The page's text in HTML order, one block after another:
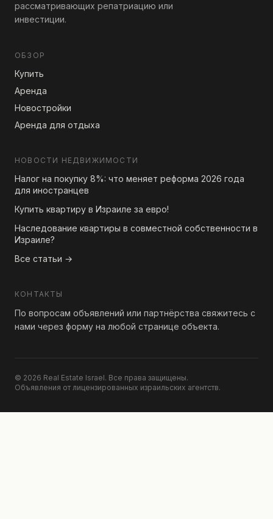
рассматривающих репатриацию или
инвестиции.
ОБЗОР
Купить
Аренда
Новостройки
Аренда для отдыха
НОВОСТИ НЕДВИЖИМОСТИ
Налог на покупку 8%: что меняет реформа 2026 года
для иностранцев
Купить квартиру в Израиле за евро!
Наследование квартиры в совместной собственности в
Израиле?
Все статьи →
КОНТАКТЫ
По вопросам объявлений или партнёрства свяжитесь с
нами через форму на любой странице объекта.
© 2026 Real Estate Israel. Все права защищены.
Объявления от лицензированных израильских агентств.